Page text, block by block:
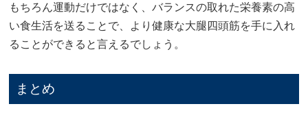
もちろん運動だけではなく、バランスの取れた栄養素の高
い食生活を送ることで、より健康な大腿四頭筋を手に入れ
ることができると言えるでしょう。
まとめ